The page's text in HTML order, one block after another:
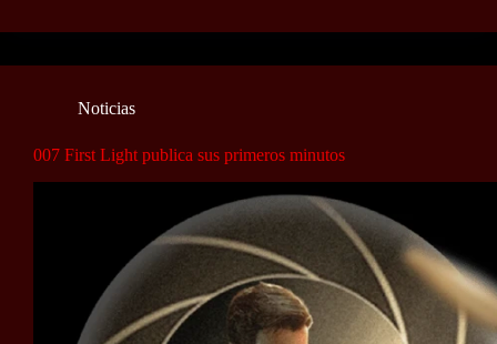
Noticias
007 First Light publica sus primeros minutos